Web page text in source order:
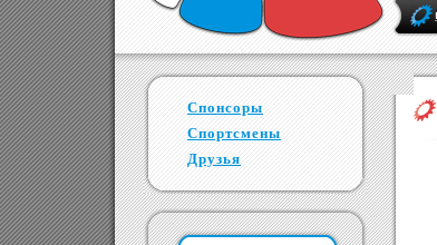
Спонсоры
Спортсмены
Друзья